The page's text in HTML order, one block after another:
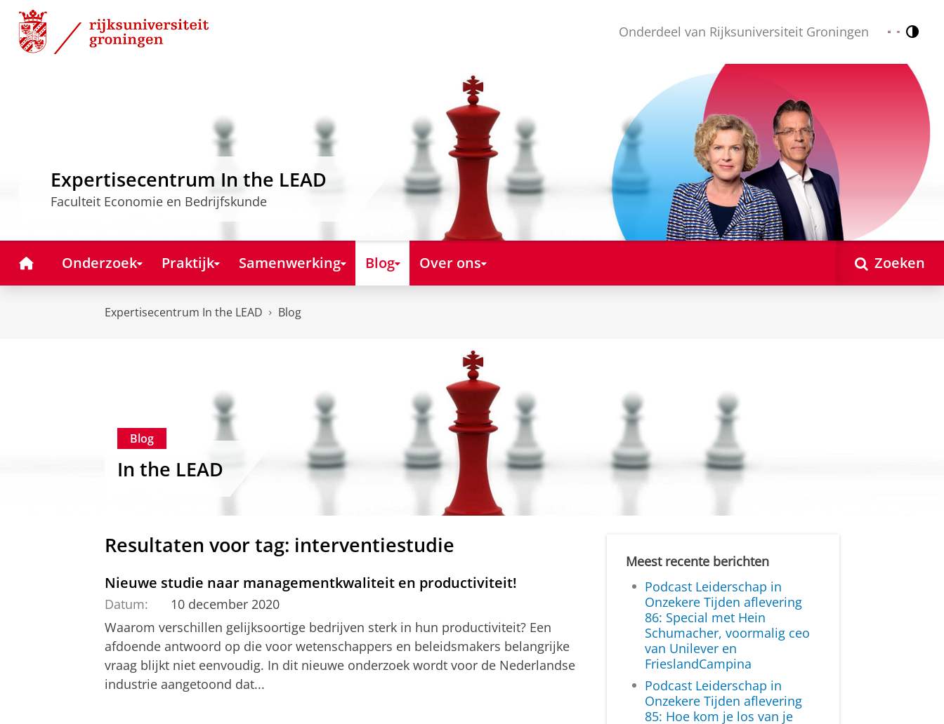
Skip
Content
Skip
Navigation
Onderdeel van Rijksuniversiteit Groningen Nederlands
English
Expertisecentrum In the LEAD
Faculteit Economie en Bedrijfskunde
HomeOnderzoek Praktijk Samenwerking Blog Over ons Zoeken
Expertisecentrum In the LEAD Blog
Blog
In the LEAD
Resultaten voor tag: interventiestudie
Nieuwe studie naar managementkwaliteit en productiviteit!
Datum:
10 december 2020
Waarom verschillen gelijksoortige bedrijven sterk in hun productiviteit? Een
afdoende antwoord op die voor wetenschappers en beleidsmakers belangrijke
vraag blijkt niet eenvoudig. In dit nieuwe onderzoek wordt voor de Nederlandse
industrie aangetoond dat...
Meest recente berichten
Podcast Leiderschap in
Onzekere Tijden aflevering
86: Special met Hein
Schumacher, voormalig ceo
van Unilever en
FrieslandCampina
Podcast Leiderschap in
Onzekere Tijden aflevering
85: Hoe kom je los van je